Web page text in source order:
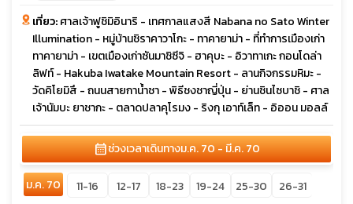
เที่ยว:ศาลเจ้าฟูชิมิอินาริ - เทศกาลแสงสี Nabana no Sato Winter
Illumination - หมู่บ้านชิราคาวาโกะ - ทาคายาม่า - ที่ทำการเมืองเก่า
ทาคายาม่า - เขตเมืองเก่าซันมาชิซีจิ - ฮาคุบะ - อิวาทาเกะ กอนโดล่า
ลิฟท์ - Hakuba Iwatake Mountain Resort - ลานกิจกรรมหิมะ -
วัดคิโยมิสึ - ถนนสายกาน้ำชา - พิธีชงชาญี่ปุ่น - ย่านชินไซบาชิ - ศาล
เจ้านัมบะ ยาชากะ - ตลาดปลาคุโรมง - ริงกุ เอาท์เล็ท - อิออน มอลล์
calendar_monthช่วงเวลาเดินทางม.ค. 70 - มี.ค. 70
ม.ค. 70 11-16 12-17 18-23 19-24 25-30
26-31